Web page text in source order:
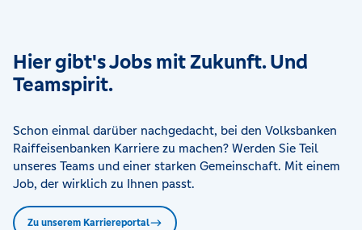
Hier gibt's Jobs mit Zukunft. Und
Teamspirit.
Schon einmal darüber nachgedacht, bei den Volksbanken
Raiffeisenbanken Karriere zu machen? Werden Sie Teil
unseres Teams und einer starken Gemeinschaft. Mit einem
Job, der wirklich zu Ihnen passt.
Zu unserem Karriereportal